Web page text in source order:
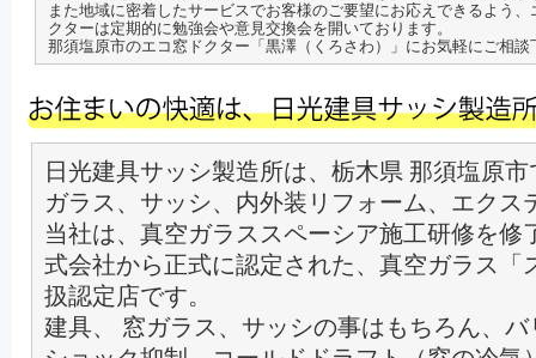
また地域に密着したサービスでお客様のご要望にお応えできるよう、
クターは定期的に勉強会や意見交換会を開いております。
那須塩原市のエコ窓ドクター「黒澤（くろさわ）」にお気軽にご相談
日光建具サッシ製造所は、栃木県 那須塩原
ガラス、サッシ、内外装リフォーム、エクス
当社は、真空ガラススペーシア施工研修を修
式会社から正式に認定された、真空ガラス「
扱認定店です。
建具、 窓ガラス、サッシの事はもちろん、